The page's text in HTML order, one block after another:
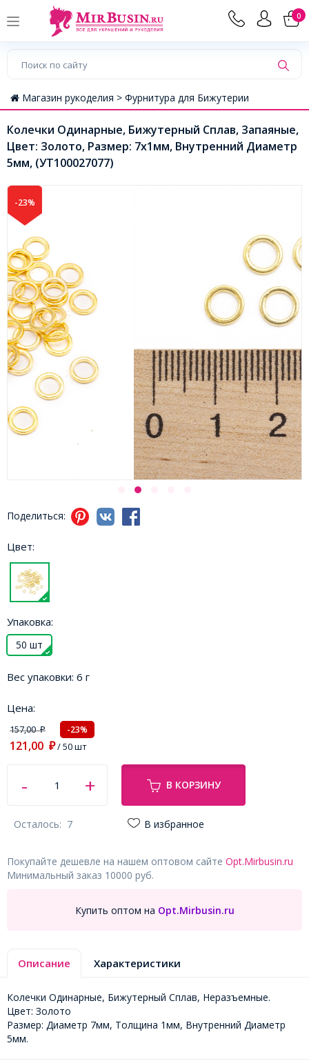
0
Магазин рукоделия > Фурнитура для Бижутерии
Колечки Одинарные, Бижутерный Сплав, Запаяные,
Цвет: Золото, Размер: 7х1мм, Внутренний Диаметр
5мм, (УТ100027077)
-23%
Поделиться:
Цвет:
Упаковка:
50 шт
Вес упаковки: 6 г
Цена:
157,00₽ -23%
121,00 ₽/ 50 шт
В КОРЗИНУ
Осталось: 7 В избранное
Покупайте дешевле на нашем оптовом сайте Opt.Mirbusin.ru
Минимальный заказ 10000 руб.
Купить оптом на Opt.Mirbusin.ru
Описание Характеристики
Колечки Одинарные, Бижутерный Сплав, Неразъемные.
Цвет: Золото
Размер: Диаметр 7мм, Толщина 1мм, Внутренний Диаметр
5мм.